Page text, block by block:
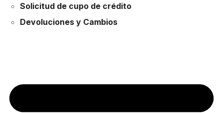
Solicitud de cupo de crédito
Devoluciones y Cambios